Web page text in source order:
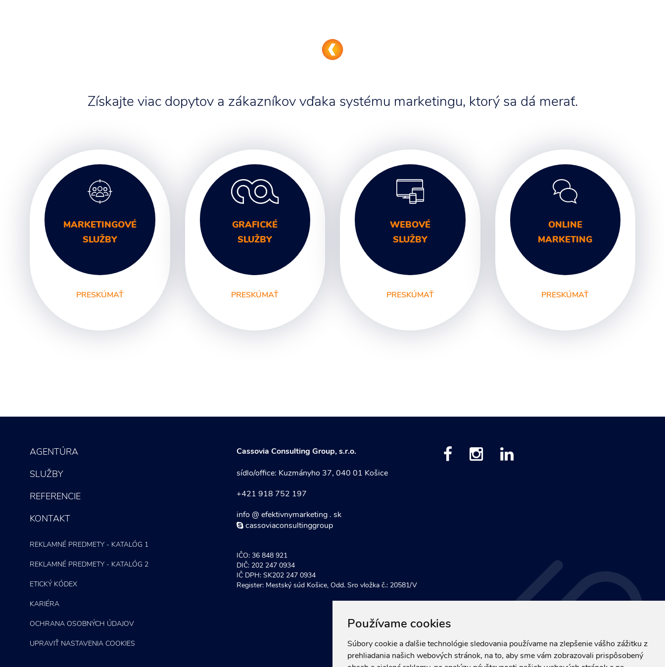
Používame cookies
Súbory cookie a ďalšie technológie sledovania používame na zlepšenie vášho zážitku z
prehliadania našich webových stránok, na to, aby sme vám zobrazovali prispôsobený
Získajte viac dopytov a zákazníkov vďaka systému marketingu, ktorý sa dá merať.
MARKETINGOVÉ
SLUŽBY
PRESKÚMAŤ
Digitálny marketing
GRAFICKÉ
SLUŽBY
PRESKÚMAŤ
Grafický Dizajn
WEBOVÉ
SLUŽBY
PRESKÚMAŤ
Unikátne webstránky
ONLINE
MARKETING
PRESKÚMAŤ
SEO
AGENTÚRA
SLUŽBY
REFERENCIE
KONTAKT
REKLAMNÉ PREDMETY - KATALÓG 1
REKLAMNÉ PREDMETY - KATALÓG 2
ETICKÝ KÓDEX
KARIÉRA
OCHRANA OSOBNÝCH ÚDAJOV
UPRAVIŤ NASTAVENIA COOKIES
Cassovia Consulting Group, s.r.o.
sídlo/office: Kuzmányho 37, 040 01 Košice
+421 918 752 197
info @ efektivnymarketing . sk
cassoviaconsultinggroup
IČO: 36 848 921
DIČ: 202 247 0934
IČ DPH: SK202 247 0934
Register: Mestský súd Košice, Odd. Sro vložka č.: 20581/V